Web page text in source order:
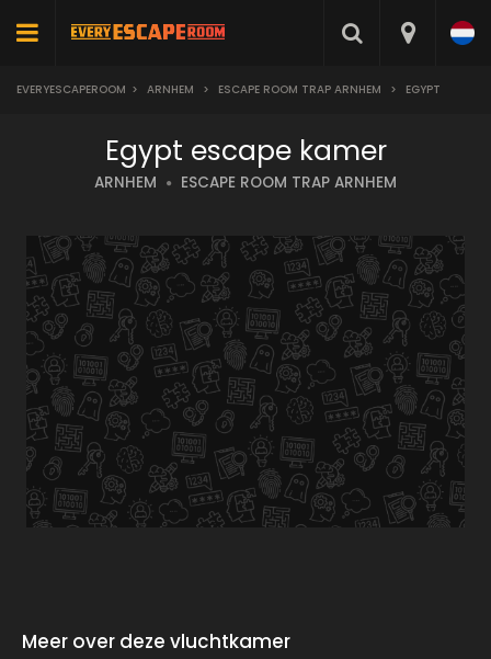
EVERYESCAPEROOM > ARNHEM > ESCAPE ROOM TRAP ARNHEM > EGYPT
Egypt escape kamer
ARNHEM ESCAPE ROOM TRAP ARNHEM
Meer over deze vluchtkamer